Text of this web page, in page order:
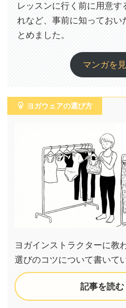
レッスンに行く前に用意
れなど、事前に知っておい
とめました。
マンガを
ヨガウェアの選び方
ヨガインストラクターに教
選びのコツについて書いて
記事を読む